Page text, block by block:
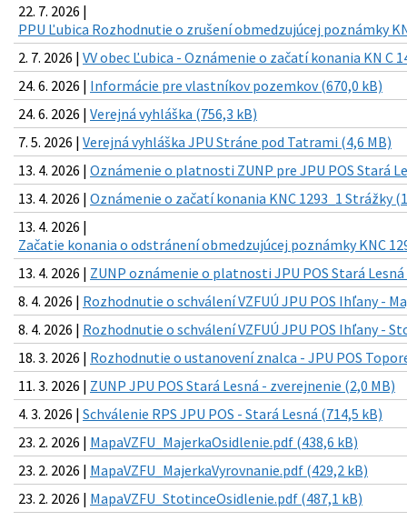
22. 7. 2026 |
PPU Ľubica Rozhodnutie o zrušení obmedzujúcej poznámky
2. 7. 2026 | VV obec Ľubica - Oznámenie o začatí konania KN C
24. 6. 2026 | Informácie pre vlastníkov pozemkov (670,0 kB)
24. 6. 2026 | Verejná vyhláška (756,3 kB)
7. 5. 2026 | Verejná vyhláška JPU Stráne pod Tatrami (4,6 MB)
13. 4. 2026 | Oznámenie o platnosti ZUNP pre JPU POS Stará
13. 4. 2026 | Oznámenie o začatí konania KNC 1293_1 Strážky
13. 4. 2026 |
Začatie konania o odstránení obmedzujúcej poznámky KNC
13. 4. 2026 | ZUNP oznámenie o platnosti JPU POS Stará Lesná
8. 4. 2026 | Rozhodnutie o schválení VZFUÚ JPU POS Ihľany -
8. 4. 2026 | Rozhodnutie o schválení VZFUÚ JPU POS Ihľany -
18. 3. 2026 | Rozhodnutie o ustanovení znalca - JPU POS
11. 3. 2026 | ZUNP JPU POS Stará Lesná - zverejnenie (2,0 MB)
4. 3. 2026 | Schválenie RPS JPU POS - Stará Lesná (714,5 kB)
23. 2. 2026 | MapaVZFU_MajerkaOsidlenie.pdf (438,6 kB)
23. 2. 2026 | MapaVZFU_MajerkaVyrovnanie.pdf (429,2 kB)
23. 2. 2026 | MapaVZFU_StotinceOsidlenie.pdf (487,1 kB)